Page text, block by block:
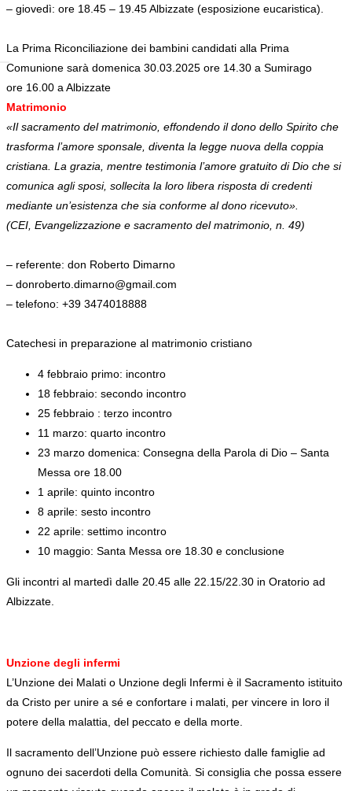
– giovedì: ore 18.45 – 19.45 Albizzate (esposizione eucaristica).
La Prima Riconciliazione dei bambini candidati alla Prima
Comunione sarà domenica 30.03.2025 ore 14.30 a Sumirago
ore 16.00 a Albizzate
Matrimonio
«Il sacramento del matrimonio, effondendo il dono dello Spirito che
trasforma l’amore sponsale, diventa la legge nuova della coppia
cristiana. La grazia, mentre testimonia l’amore gratuito di Dio che si
comunica agli sposi, sollecita la loro libera risposta di credenti
mediante un’esistenza che sia conforme al dono ricevuto».
(CEI, Evangelizzazione e sacramento del matrimonio, n. 49)
– referente: don Roberto Dimarno
– donroberto.dimarno@gmail.com
– telefono: +39 3474018888
Catechesi in preparazione al matrimonio cristiano
4 febbraio primo: incontro
18 febbraio: secondo incontro
25 febbraio : terzo incontro
11 marzo: quarto incontro
23 marzo domenica: Consegna della Parola di Dio – Santa
Messa ore 18.00
1 aprile: quinto incontro
8 aprile: sesto incontro
22 aprile: settimo incontro
10 maggio: Santa Messa ore 18.30 e conclusione
Gli incontri al martedì dalle 20.45 alle 22.15/22.30 in Oratorio ad
Albizzate.
Unzione degli infermi
L’Unzione dei Malati o Unzione degli Infermi è il Sacramento istituito
da Cristo per unire a sé e confortare i malati, per vincere in loro il
potere della malattia, del peccato e della morte.
Il sacramento dell’Unzione può essere richiesto dalle famiglie ad
ognuno dei sacerdoti della Comunità. Si consiglia che possa essere